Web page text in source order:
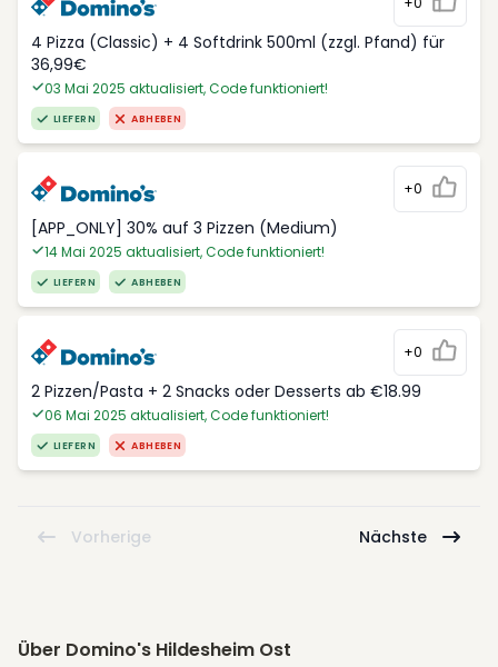
4 Pizza (Classic) + 4 Softdrink 500ml (zzgl. Pfand) für
36,99€
03 Mai 2025 aktualisiert, Code funktioniert!
LIEFERN ABHEBEN
+0
[APP_ONLY] 30% auf 3 Pizzen (Medium)
14 Mai 2025 aktualisiert, Code funktioniert!
LIEFERN ABHEBEN
+0
2 Pizzen/Pasta + 2 Snacks oder Desserts ab €18.99
06 Mai 2025 aktualisiert, Code funktioniert!
LIEFERN ABHEBEN
Vorherige Nächste
Über Domino's Hildesheim Ost